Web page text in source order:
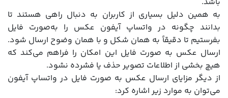
به همین دلیل بسیاری از کاربران به دنبال راهی هستند تا
بدانند چگونه در واتساپ آیفون عکس را به‌صورت فایل
بفرستیم تا دقیقاً به همان شکل و با همان وضوح ارسال شود.
ارسال عکس به صورت فایل این امکان را فراهم می‌کند که
هیچ بخشی از اطلاعات تصویر حذف یا فشرده نشود.
از دیگر مزایای ارسال عکس به صورت فایل در واتساپ آیفون
می‌توان به موارد زیر اشاره کرد: